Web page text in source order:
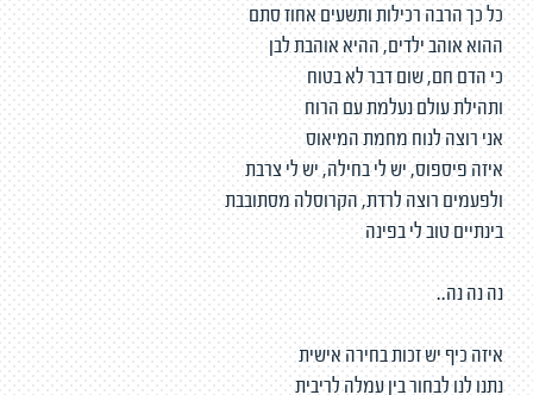
כל כך הרבה רכילות ותשעים אחוז סתם
ההוא אוהב ילדים, ההיא אוהבת לבן
כי הדם חם, שום דבר לא בטוח
ותהילת עולם נעלמת עם הרוח
אני רוצה לנוח מחמת המיאוס
איזה פיספוס, יש לי בחילה, יש לי צרבת
ולפעמים רוצה לרדת, הקרוסלה מסתובבת
בינתיים טוב לי בפינה
נה נה נה..
איזה כיף יש זכות בחירה אישית
נתנו לנו לבחור בין עמלה לריבית